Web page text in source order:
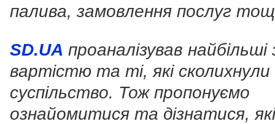
палива, замовлення послуг
SD.UA проаналізував найбільші
вартістю та ті, які сколихнули
суспільство. Тож пропонуємо
ознайомитися та дізнатися,